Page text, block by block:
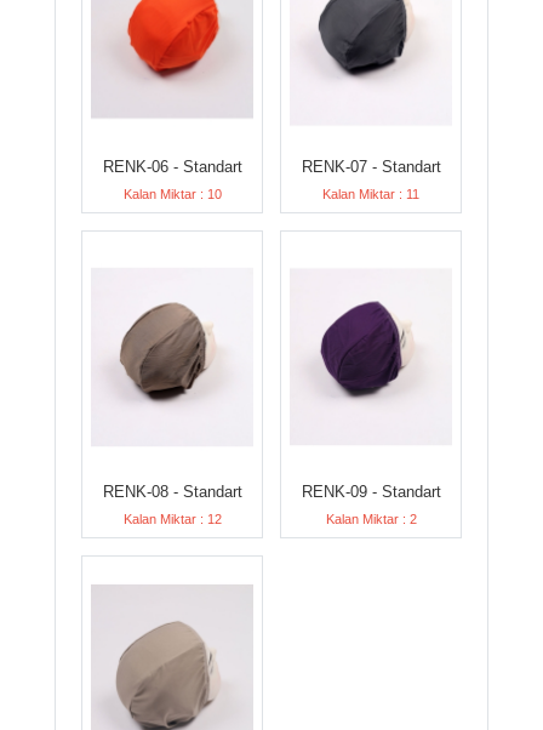
RENK-06 - Standart
Kalan Miktar : 10
RENK-07 - Standart
Kalan Miktar : 11
RENK-08 - Standart
Kalan Miktar : 12
RENK-09 - Standart
Kalan Miktar : 2